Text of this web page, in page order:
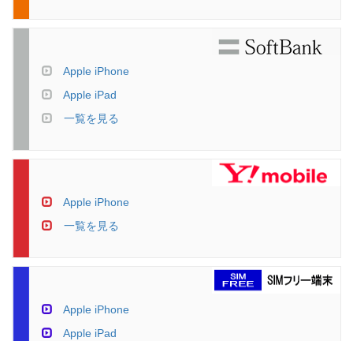
Apple iPhone
Apple iPad
一覧を見る
Apple iPhone
一覧を見る
Apple iPhone
Apple iPad